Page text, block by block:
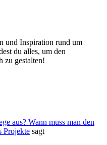
und Inspiration rund um
du alles, um den
zu gestalten!
aus? Wann muss man den
Projekte sagt